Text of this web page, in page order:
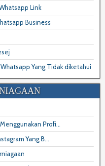
Link
Business
Whatsapp Yang Tidak diketahui
Profi...
Yang B...